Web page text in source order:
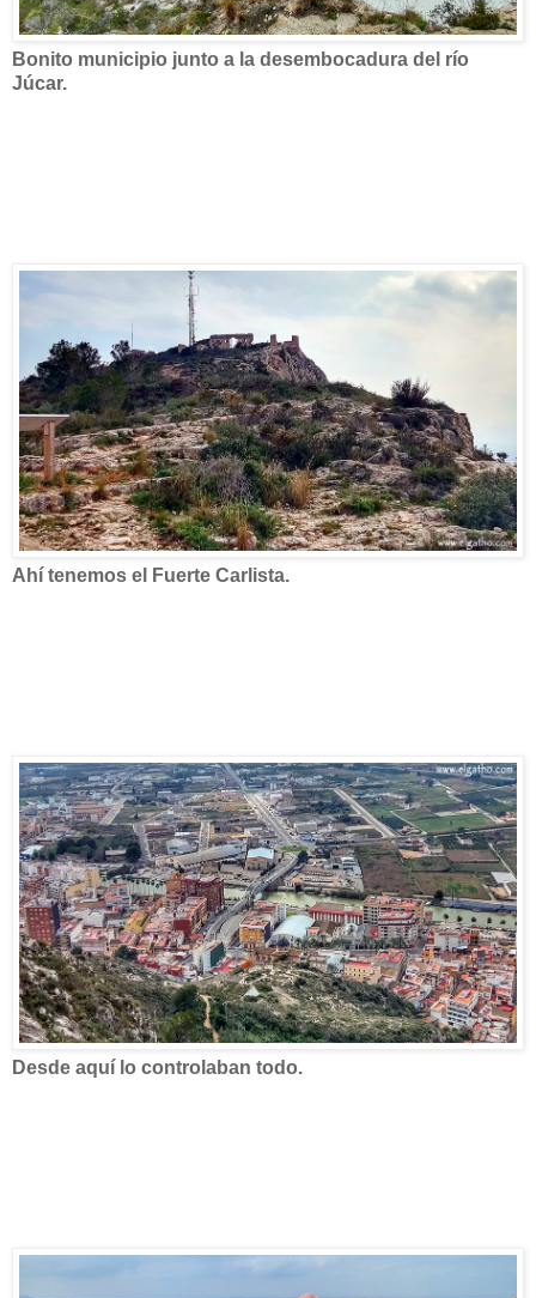
Bonito municipio junto a la desembocadura del río
Júcar.
Ahí tenemos el Fuerte Carlista.
Desde aquí lo controlaban todo.